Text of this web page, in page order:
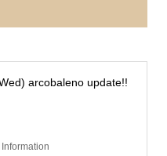
arcobaleno update!!
Information